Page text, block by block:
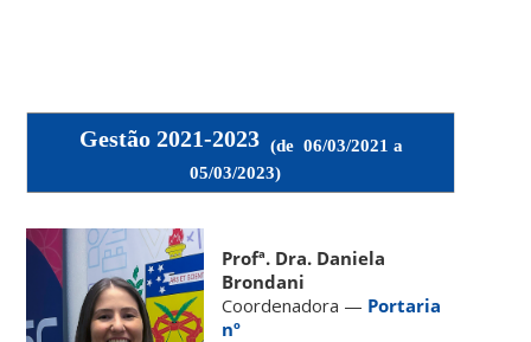
Gestão 2021-2023 (de 06/03/2021 a
05/03/2023)
Profª. Dra. Daniela
Brondani
Coordenadora — Portaria
nº